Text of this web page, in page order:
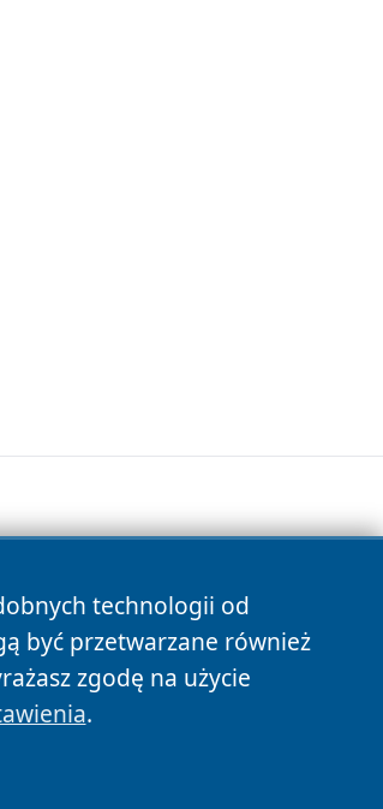
technologii od
być przetwarzane również
zgodę na użycie
.